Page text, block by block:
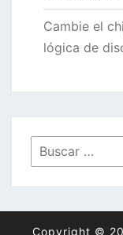
Cambie el
lógica de
Buscar
por:
Copyright ©